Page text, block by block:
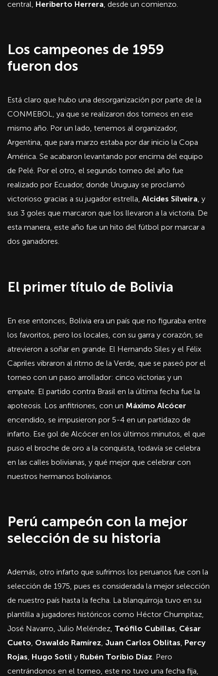
central, Heriberto Herrera, desde un comienzo.
Los campeones de 1959
fueron dos
Está claro que hubo una desorganización por parte de la
CONMEBOL, ya que se realizaron dos torneos en ese
mismo año. Por un lado, tenemos al organizador,
Argentina, que para marzo estaba por dar inicio la Copa
América. Se acabaron levantando por encima del equipo
de Pelé. Por el otro, el segundo torneo del año fue
realizado por Ecuador, donde Uruguay se proclamó
victorioso gracias a su jugador estrella, Alcides Silveira, y
sus 3 goles que marcaron que los llevaron a la victoria. De
esta manera, este año fue un hito del fútbol por marcar a
dos ganadores.
El primer título de Bolivia
En ese entonces, Bolivia era un país que no figuraba entre
los favoritos, pero los locales, con su garra y corazón, se
atrevieron a soñar en grande. El Hernando Siles y el Félix
Capriles vibraron al ritmo de la Verde, que se paseó por el
torneo con un paso arrollador: cinco victorias y un
empate. El partido contra Brasil en la última fecha fue la
apoteosis. Los anfitriones, con un Máximo Alcócer
encendido, se impusieron por 5-4 en un partidazo de
infarto. Ese gol de Alcócer en los últimos minutos, el que
puso el broche de oro a la conquista, todavía se celebra
en las calles bolivianas, y qué mejor que celebrar con
nuestros hermanos bolivianos.
Perú campeón con la mejor
selección de su historia
Además, otro infarto que sufrimos los peruanos fue con la
selección de 1975, pues es considerada la mejor selección
de nuestro país hasta la fecha. La blanquirroja tuvo en su
plantilla a jugadores históricos como Héctor Chumpitaz,
José Navarro, Julio Meléndez, Teófilo Cubillas, César
Cueto, Oswaldo Ramírez, Juan Carlos Oblitas, Percy
Rojas, Hugo Sotil y Rubén Toribio Díaz. Pero
centrándonos en el torneo, este no tuvo una fecha fija,